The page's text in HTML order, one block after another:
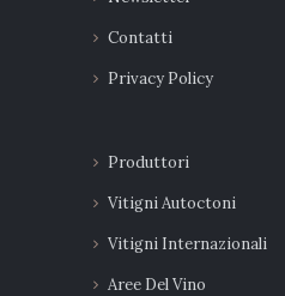
Contatti
Privacy Policy
Produttori
Vitigni Autoctoni
Vitigni Internazionali
Aree Del Vino